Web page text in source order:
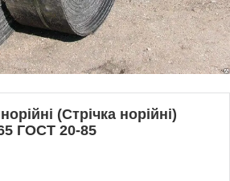
(Стрічка норійні)
ГОСТ 20-85